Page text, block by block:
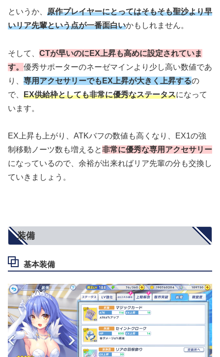
というか、 原作プレイヤーにとってはそもそも聖沙より早
いリア先輩という点が一番面白いかもしれません。
そして、 CTが早いのにEX上昇も高めに設定されていま
す。 優秀サポーターのネーゼマインより少し高い数値であ
り、 専用アクセサリーでもEX上昇が大きく上昇するの
で、 EX供給枠としても非常に優秀なステータスになって
います。
EX上昇も上がり、ATKバフの数値も高くなり、EX1の強
制移動ノーツ数も増えると非常に優秀な専用アクセサリー
になっているので、余裕が出来ればリア先輩の分も交換し
ていきましょう。
装備
基本装備